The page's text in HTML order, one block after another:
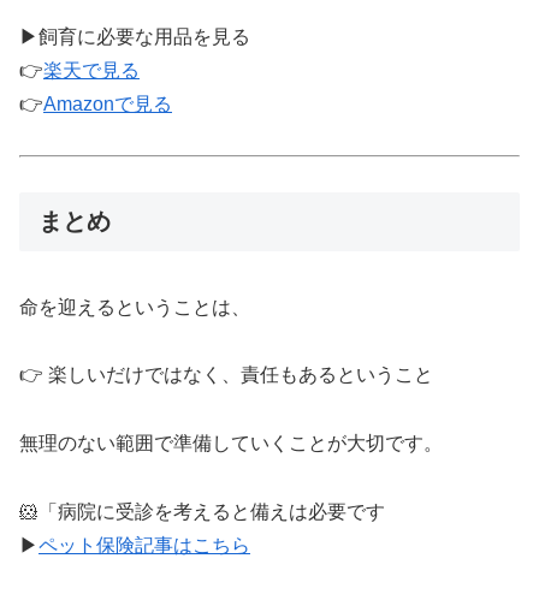
▶飼育に必要な用品を見る
👉楽天で見る
👉Amazonで見る
まとめ
命を迎えるということは、
👉 楽しいだけではなく、責任もあるということ
無理のない範囲で準備していくことが大切です。
🐹「病院に受診を考えると備えは必要です
▶ペット保険記事はこちら